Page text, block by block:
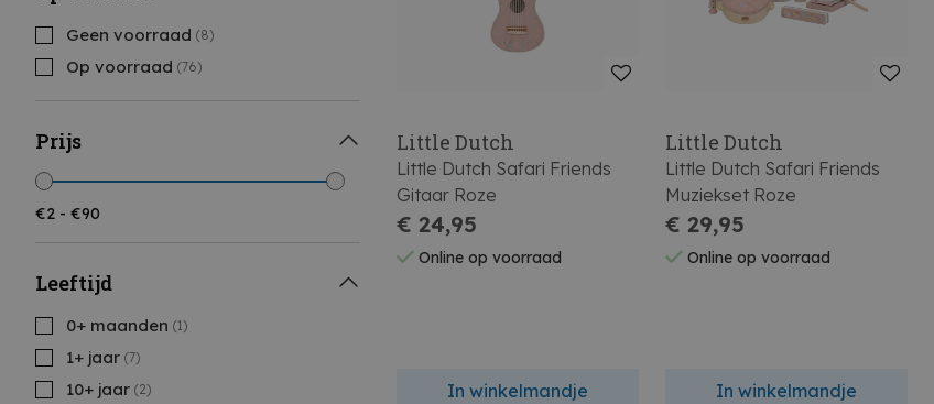
Geen voorraad (8)
Op voorraad (76)
Prijs
Leeftijd
0+ maanden (1)
1+ jaar (7)
10+ jaar (2)
Little Dutch
Little Dutch Safari Friends
Gitaar Roze
€ 24,95
Online op voorraad
In winkelmandje
Little Dutch
Little Dutch Safari Friends
Muziekset Roze
€ 29,95
Online op voorraad
In winkelmandje